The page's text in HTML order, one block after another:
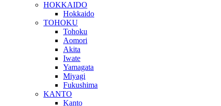
HOKKAIDO
Hokkaido
TOHOKU
Tohoku
Aomori
Akita
Iwate
Yamagata
Miyagi
Fukushima
KANTO
Kanto